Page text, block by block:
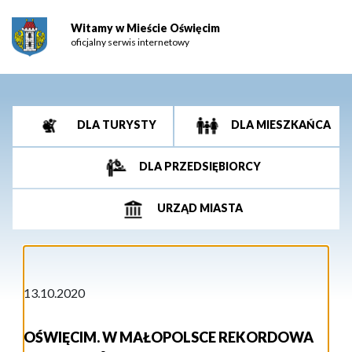
Witamy w Mieście Oświęcim
oficjalny serwis internetowy
DLA TURYSTY DLA MIESZKAŃCA
DLA PRZEDSIĘBIORCY
URZĄD MIASTA
13.10.2020
OŚWIĘCIM. W MAŁOPOLSCE REKORDOWA